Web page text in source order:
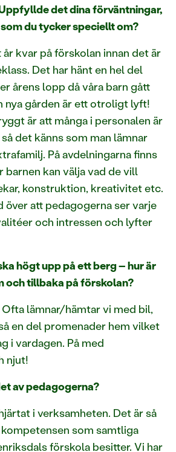
det dina förväntningar,
du tycker speciellt om?
kvar på förskolan innan det är
Det har hänt en hel del
årens lopp då våra barn gått
nya gården är ett otroligt lyft!
är att många i personalen är
det känns som man lämnar
På avdelningarna finns
barnen kan välja vad de vill
konstruktion, kreativitet etc.
över att pedagogerna ser varje
och intressen och lyfter
högt upp på ett berg – hur är
och tillbaka på förskolan?
lämnar/hämtar vi med bil,
en del promenader hem vilket
i vardagen. På med
njut!
av pedagogerna?
i verksamheten. Det är så
som samtliga
förskola besitter. Vi har